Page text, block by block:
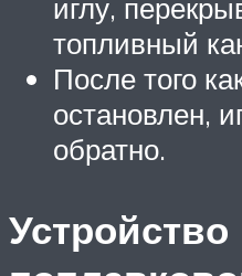
иглу,
топливный
После того
остановлен,
обратно.
Устройство